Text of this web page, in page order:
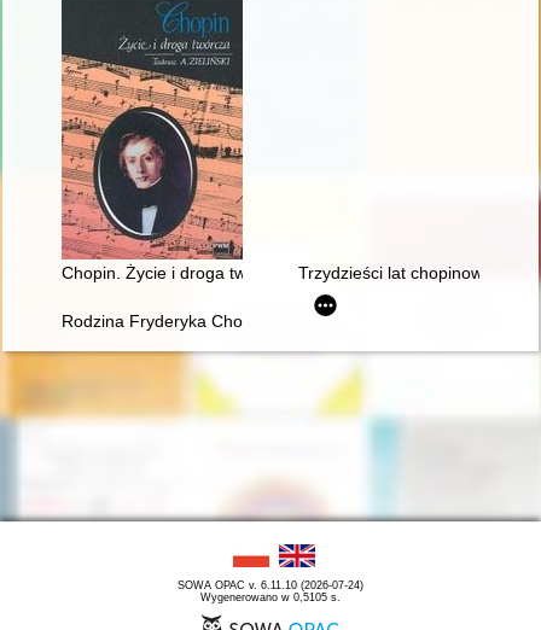
Chopin. Życie i droga twórcza Trzydzieści lat chopinowskich
Rodzina Fryderyka Chopina
SOWA OPAC v. 6.11.10 (2026-07-24)
Wygenerowano w 0,5105 s.